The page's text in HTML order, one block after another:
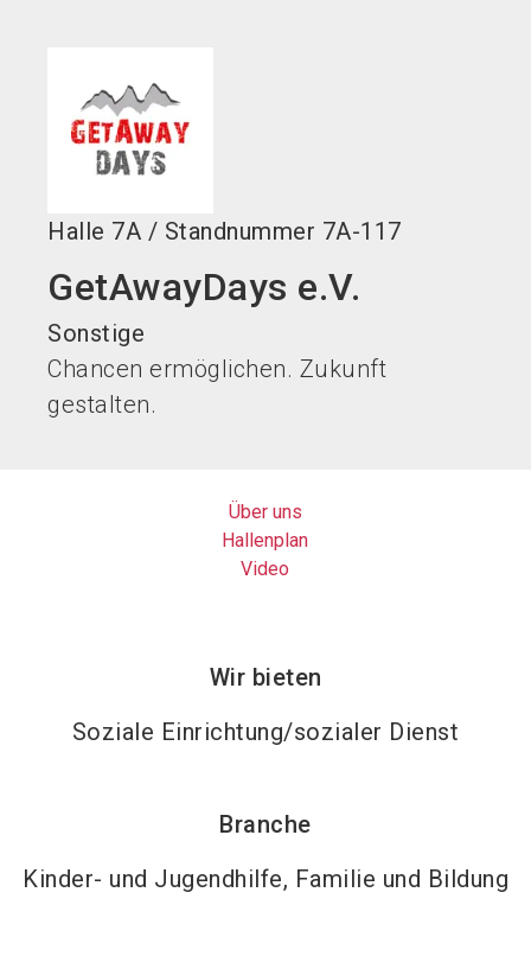
Halle 7A / Standnummer 7A-117
GetAwayDays e.V.
Sonstige
Chancen ermöglichen. Zukunft
gestalten.
Über uns
Hallenplan
Video
Wir bieten
Soziale Einrichtung/sozialer Dienst
Branche
Kinder- und Jugendhilfe, Familie und Bildung